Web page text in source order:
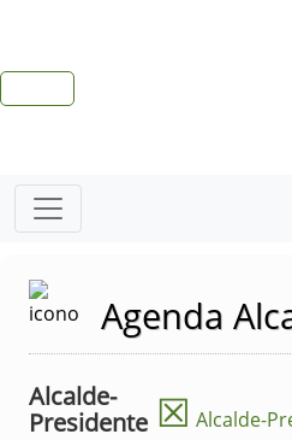
Agenda
Alcalde-
Presidente ☒ Alcalde-